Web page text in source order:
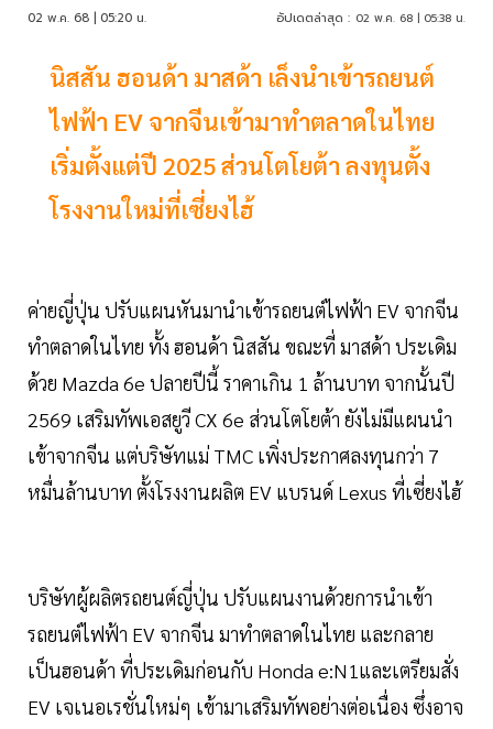
02 พ.ค. 68 | 05:20 น. อัปเดตล่าสุด : 02 พ.ค. 68 | 05:38 น.
นิสสัน ฮอนด้า มาสด้า เล็งนำเข้ารถยนต์
ไฟฟ้า EV จากจีนเข้ามาทำตลาดในไทย
เริ่มตั้งแต่ปี 2025 ส่วนโตโยต้า ลงทุนตั้ง
โรงงานใหม่ที่เซี่ยงไฮ้
ค่ายญี่ปุ่น ปรับแผนหันมานำเข้ารถยนต์ไฟฟ้า EV จากจีน
ทำตลาดในไทย ทั้ง ฮอนด้า นิสสัน ขณะที่ มาสด้า ประเดิม
ด้วย Mazda 6e ปลายปีนี้ ราคาเกิน 1 ล้านบาท จากนั้นปี
2569 เสริมทัพเอสยูวี CX 6e ส่วนโตโยต้า ยังไม่มีแผนนำ
เข้าจากจีน แต่บริษัทแม่ TMC เพิ่งประกาศลงทุนกว่า 7
หมื่นล้านบาท ตั้งโรงงานผลิต EV แบรนด์ Lexus ที่เซี่ยงไฮ้
บริษัทผู้ผลิตรถยนต์ญี่ปุ่น ปรับแผนงานด้วยการนำเข้า
รถยนต์ไฟฟ้า EV จากจีน มาทำตลาดในไทย และกลาย
เป็นฮอนด้า ที่ประเดิมก่อนกับ Honda e:N1และเตรียมสั่ง
EV เจเนอเรชั่นใหม่ๆ เข้ามาเสริมทัพอย่างต่อเนื่อง ซึ่งอาจ